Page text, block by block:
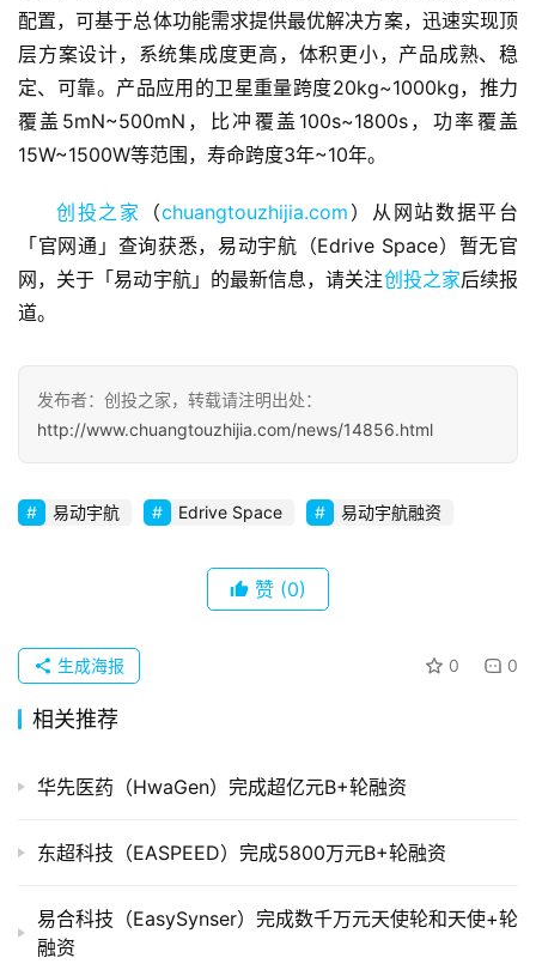
融
资
报
道
业
观
察
企
业
品
并
购
重
上
创
投稿
配置，可基于总体功能需求提供最优解决方案，迅速实现顶
层方案设计，系统集成度更高，体积更小，产品成熟、稳
定、可靠。产品应用的卫星重量跨度20kg~1000kg，推力
覆盖5mN~500mN，比冲覆盖100s~1800s，功率覆盖
15W~1500W等范围，寿命跨度3年~10年。
创投之家 （chuangtouzhijia.com ）从网站数据平台
「官网通」查询获悉，易动宇航（Edrive Space）暂无官
网，关于「易动宇航」的最新信息，请关注创投之家后续报
道。
发布者：创投之家，转载请注明出处：
http://www.chuangtouzhijia.com/news/14856.html
易动宇航 Edrive Space 易动宇航融资
赞 (0)
0 0
生成海报
相关推荐
华先医药（HwaGen）完成超亿元B+轮融资
东超科技（EASPEED）完成5800万元B+轮融资
易合科技（EasySynser）完成数千万元天使轮和天使+轮
融资